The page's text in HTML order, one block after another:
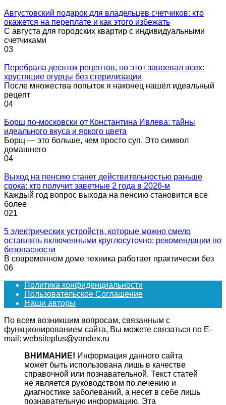
Августовский подарок для владельцев счетчиков: кто
окажется на переплате и как этого избежать
С августа для городских квартир с индивидуальными
счетчиками
03
Перебрала десяток рецептов, но этот завоевал всех:
хрустящие огурцы без стерилизации
После множества попыток я наконец нашёл идеальный
рецепт
04
Борщ по-московски от Константина Ивлева: тайны
идеального вкуса и яркого цвета
Борщ — это больше, чем просто суп. Это символ
домашнего
04
Выход на пенсию станет действительностью раньше
срока: кто получит заветные 2 года в 2026-м
Каждый год вопрос выхода на пенсию становится все
более
021
5 электрических устройств, которые можно смело
оставлять включенными круглосуточно: рекомендации по
безопасности
В современном доме техника работает практически без
06
Политика конфиденциальности
Пользовательское Соглашение
Наши авторы
По всем возникшим вопросам, связанным с
функционированием сайта, Вы можете связаться по E-
mail: websiteplus@yandex.ru
ВНИМАНИЕ! Информация данного сайта
может быть использована лишь в качестве
справочной или познавательной. Текст статей
не является руководством по лечению и
диагностике заболеваний, а несет в себе лишь
познавательную информацию. Эта